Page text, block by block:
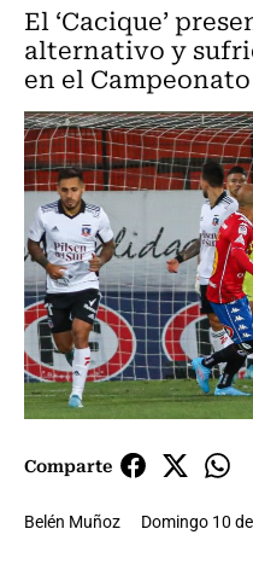
El ‘Cacique’
alternativo y
en el
Comparte
Belén Muñoz Domingo 10